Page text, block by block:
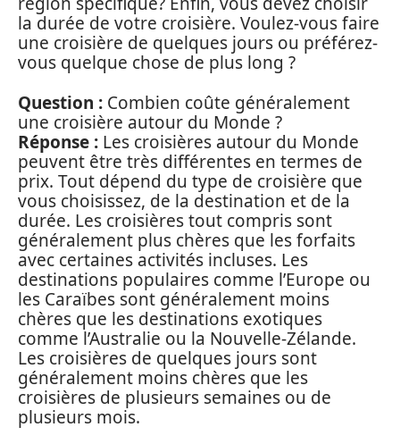
la durée de votre croisière. Voulez-vous faire
une croisière de quelques jours ou préférez-
vous quelque chose de plus long ?
Question : Combien coûte généralement
une croisière autour du Monde ?
Réponse : Les croisières autour du Monde
peuvent être très différentes en termes de
prix. Tout dépend du type de croisière que
vous choisissez, de la destination et de la
durée. Les croisières tout compris sont
généralement plus chères que les forfaits
avec certaines activités incluses. Les
destinations populaires comme l’Europe ou
les Caraïbes sont généralement moins
chères que les destinations exotiques
comme l’Australie ou la Nouvelle-Zélande.
Les croisières de quelques jours sont
généralement moins chères que les
croisières de plusieurs semaines ou de
plusieurs mois.